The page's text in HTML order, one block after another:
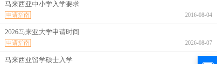
马来西亚中小学入学要求
2016-08-04
申请指南
2026马来亚大学申请时间
2026-08-07
申请指南
马来西亚留学硕士入学